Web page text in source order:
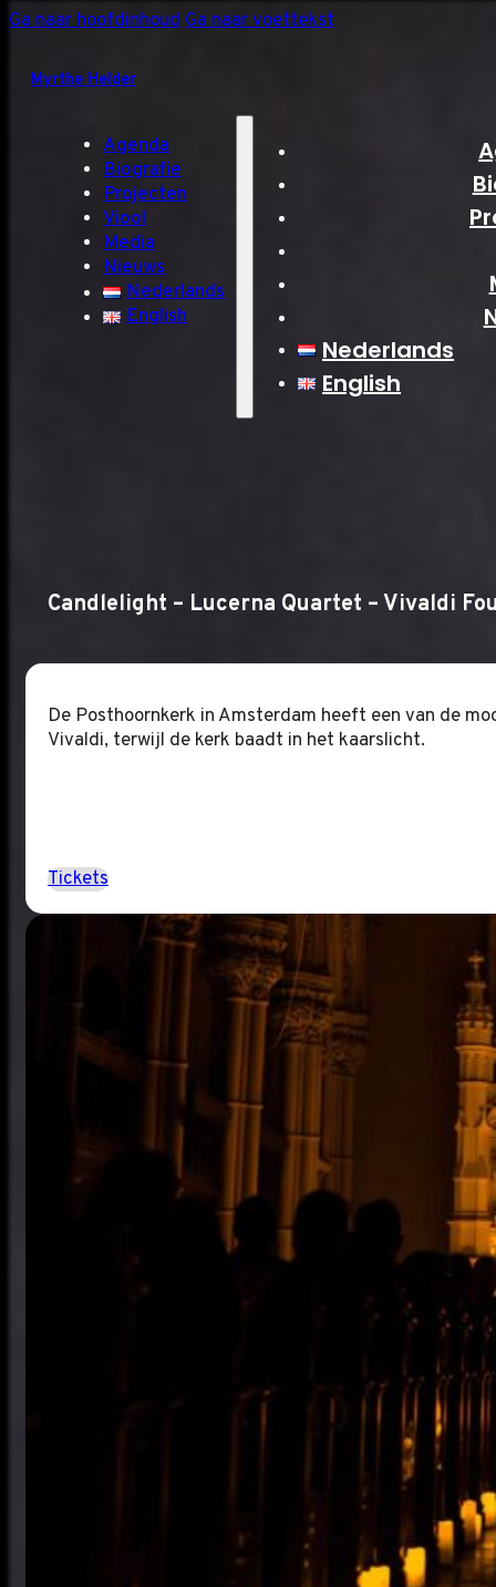
Ga naar hoofdinhoudGa naar voettekst
Myrthe Helder
Agenda
Biografie
Projecten
Viool
Media
Nieuws
Nederlands
English
Nederlands
English
Candlelight – Lucerna Quartet – Vivaldi
De Posthoornkerk in Amsterdam heeft een van de
Vivaldi, terwijl de kerk baadt in het kaarslicht.
Tickets